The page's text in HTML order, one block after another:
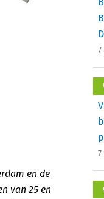
en de
van 25 en